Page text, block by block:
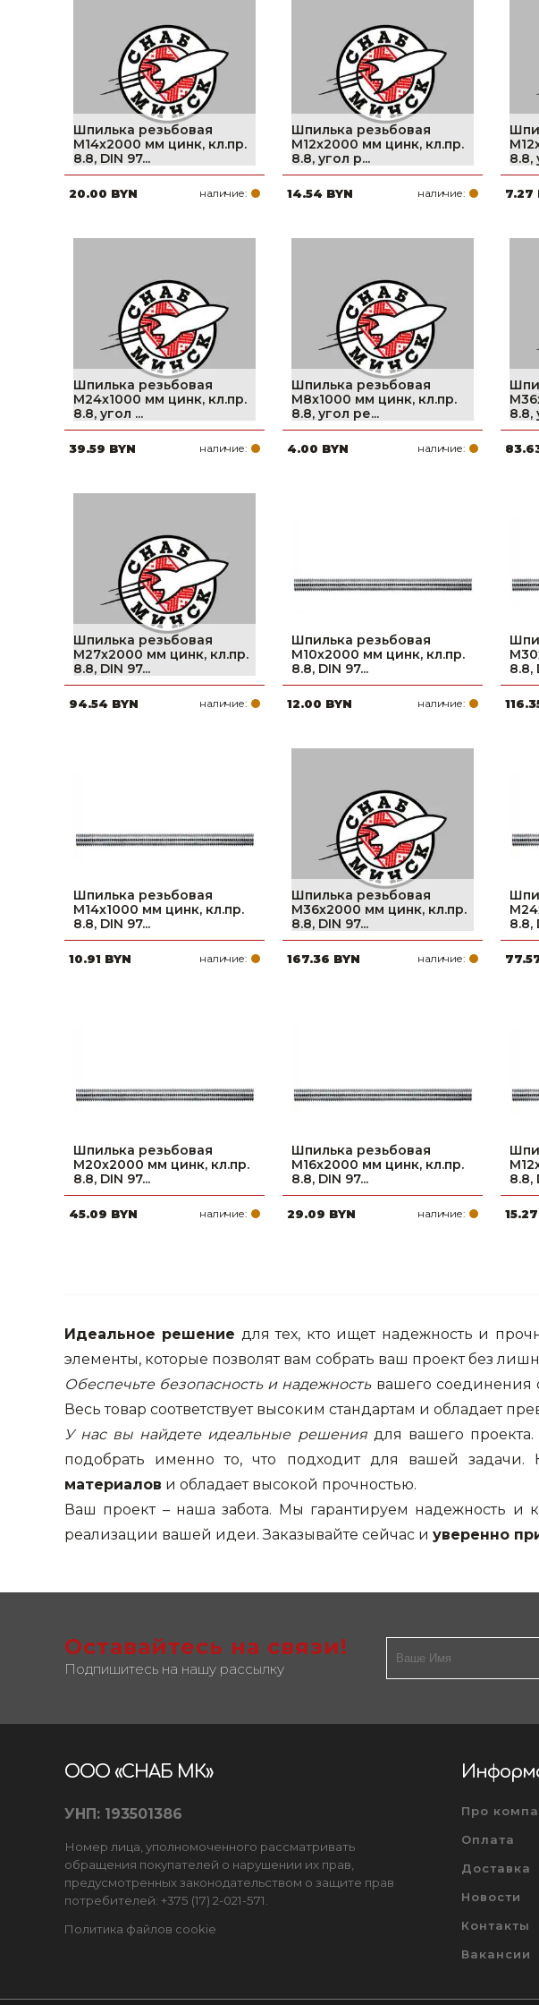
Садовая техника, оснастка и принадлежности
Сварочное оборудование и материалы
Средства индивидуальной защиты и спецодежда
Хранение инструмента (ящики, сумки, пояса, тележки)
Хозтовары
Масла и смазки
Крепеж и фурнитура
Ручной инструмент
Строительные и отделочные материалы
Садовый инструмент, вазоны, горшки и кашпо, теплицы, парники
Товары для дома
Сантехника
Автомобильные товары, инструменты
Резинотехнические, асбестовые изделия, каболка
Автоклавы. Дистилляторы
Дистилляторы
Шпилька резьбовая
М14х2000 мм цинк, кл.пр.
8.8, DIN 97...
20.00 BYN наличие:
Шпилька резьбовая
М12х2000 мм цинк, кл.пр.
8.8, угол р...
14.54 BYN наличие:
8.8,
7.27
Шпилька резьбовая
М24х1000 мм цинк, кл.пр.
8.8, угол ...
39.59 BYN наличие:
Шпилька резьбовая
М8х1000 мм цинк, кл.пр.
8.8, угол ре...
4.00 BYN наличие:
8.8,
Шпилька резьбовая
М27х2000 мм цинк, кл.пр.
8.8, DIN 97...
94.54 BYN наличие:
Шпилька резьбовая
М10х2000 мм цинк, кл.пр.
8.8, DIN 97...
12.00 BYN наличие:
8.8,
Шпилька резьбовая
М14х1000 мм цинк, кл.пр.
8.8, DIN 97...
10.91 BYN наличие:
Шпилька резьбовая
М36х2000 мм цинк, кл.пр.
8.8, DIN 97...
167.36 BYN наличие:
8.8,
Шпилька резьбовая
М20х2000 мм цинк, кл.пр.
8.8, DIN 97...
45.09 BYN наличие:
Шпилька резьбовая
М16х2000 мм цинк, кл.пр.
8.8, DIN 97...
29.09 BYN наличие:
8.8,
Идеальное решение для тех, кто ищет надежность и
элементы, которые позволят вам собрать ваш проект без
Обеспечьте безопасность и надежностьвашего соединения
Весь товар соответствует высоким стандартам и обладает
У нас вы найдете идеальные решениядля вашего
подобрать именно то, что подходит для вашей задачи.
материалов и обладает высокой прочностью.
Ваш проект – наша забота. Мы гарантируем надежность и
реализации вашей идеи. Заказывайте сейчас и уверенно
Оставайтесь на связи!
Подпишитесь на нашу рассылку
ООО «СНАБ МК»
УНП: 193501386
Номер лица, уполномоченного рассматривать
обращения покупателей о нарушении их прав,
предусмотренных законодательством о защите прав
потребителей: +375 (17) 2-021-571.
Политика файлов cookie
Про
Оплата
Доставка
Новости
Контакты
Вакансии